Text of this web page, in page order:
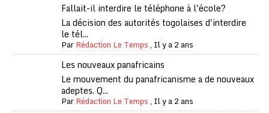
Fallait-il interdire le téléphone à l'école?
La décision des autorités togolaises d'interdire
le tél...
ParRédaction Le Temps, Il y a 2 ans
Les nouveaux panafricains
Le mouvement du panafricanisme a de nouveaux
adeptes. Q...
ParRédaction Le Temps, Il y a 2 ans